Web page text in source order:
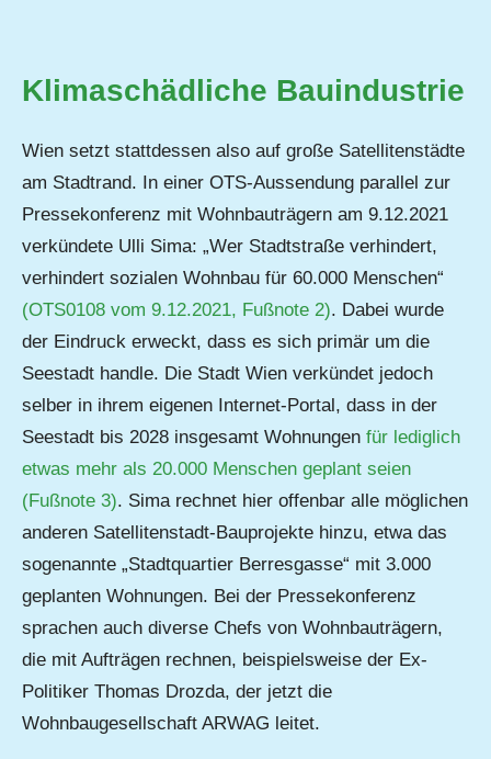
Klimaschädliche Bauindustrie
Wien setzt stattdessen also auf große Satellitenstädte
am Stadtrand. In einer OTS-Aussendung parallel zur
Pressekonferenz mit Wohnbauträgern am 9.12.2021
verkündete Ulli Sima: „Wer Stadtstraße verhindert,
verhindert sozialen Wohnbau für 60.000 Menschen“
(OTS0108 vom 9.12.2021, Fußnote 2). Dabei wurde
der Eindruck erweckt, dass es sich primär um die
Seestadt handle. Die Stadt Wien verkündet jedoch
selber in ihrem eigenen Internet-Portal, dass in der
Seestadt bis 2028 insgesamt Wohnungen für lediglich
etwas mehr als 20.000 Menschen geplant seien
(Fußnote 3). Sima rechnet hier offenbar alle möglichen
anderen Satellitenstadt-Bauprojekte hinzu, etwa das
sogenannte „Stadtquartier Berresgasse“ mit 3.000
geplanten Wohnungen. Bei der Pressekonferenz
sprachen auch diverse Chefs von Wohnbauträgern,
die mit Aufträgen rechnen, beispielsweise der Ex-
Politiker Thomas Drozda, der jetzt die
Wohnbaugesellschaft ARWAG leitet.